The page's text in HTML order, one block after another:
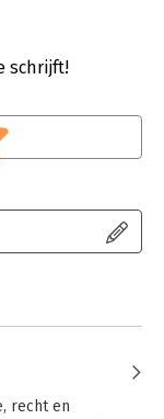
schrijft!
recht en